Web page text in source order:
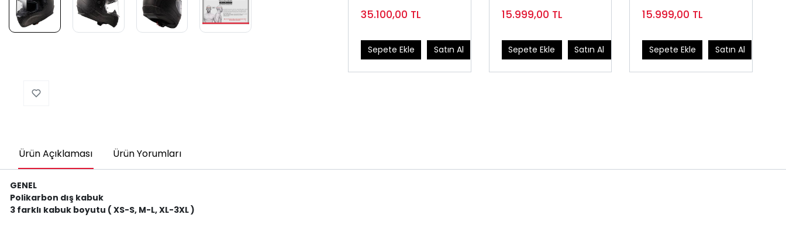
35.100,00 TL
Sepete Ekle Satın Al
15.999,00 TL
Sepete Ekle Satın Al
15.999,00 TL
Sepete Ekle Satın Al
Ürün Açıklaması Ürün Yorumları
GENEL
Polikarbon dış kabuk
3 farklı kabuk boyutu ( XS-S, M-L, XL-3XL )